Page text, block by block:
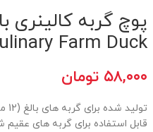
Farm Duck
۵۸,۰۰۰ تومان
تولید شده برای گربه های بالغ (12 ماه به بالا)
قابل استفاده برای گربه های عقیم